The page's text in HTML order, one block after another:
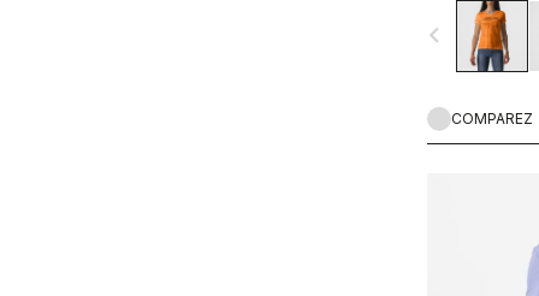
navigate_before
COMPAREZ